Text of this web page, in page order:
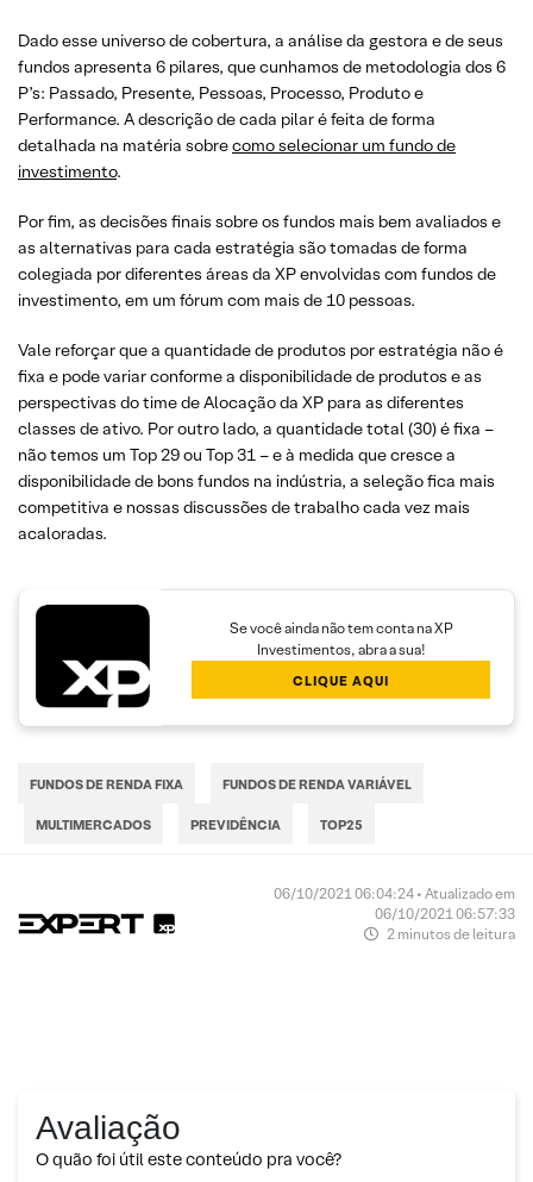
Dado esse universo de cobertura, a análise da gestora e de seus
fundos apresenta 6 pilares, que cunhamos de metodologia dos 6
P’s: Passado, Presente, Pessoas, Processo, Produto e
Performance. A descrição de cada pilar é feita de forma
detalhada na matéria sobrecomo selecionar um fundo de
investimento.
Por fim, as decisões finais sobre os fundos mais bem avaliados e
as alternativas para cada estratégia são tomadas de forma
colegiada por diferentes áreas da XP envolvidas com fundos de
investimento, em um fórum com mais de 10 pessoas.
Vale reforçar que a quantidade de produtos por estratégia não é
fixa e pode variar conforme a disponibilidade de produtos e as
perspectivas do time de Alocação da XP para as diferentes
classes de ativo. Por outro lado, a quantidade total (30) é fixa –
não temos um Top 29 ou Top 31 – e à medida que cresce a
disponibilidade de bons fundos na indústria, a seleção fica mais
competitiva e nossas discussões de trabalho cada vez mais
acaloradas.
Se você ainda não tem conta na XP
Investimentos, abra a sua!
CLIQUE AQUI
FUNDOS DE RENDA FIXA FUNDOS DE RENDA VARIÁVEL
MULTIMERCADOS PREVIDÊNCIA TOP25
06/10/2021 06:04:24 • Atualizado em
06/10/2021 06:57:33
2 minutos de leitura
Avaliação
O quão foi útil este conteúdo pra você?